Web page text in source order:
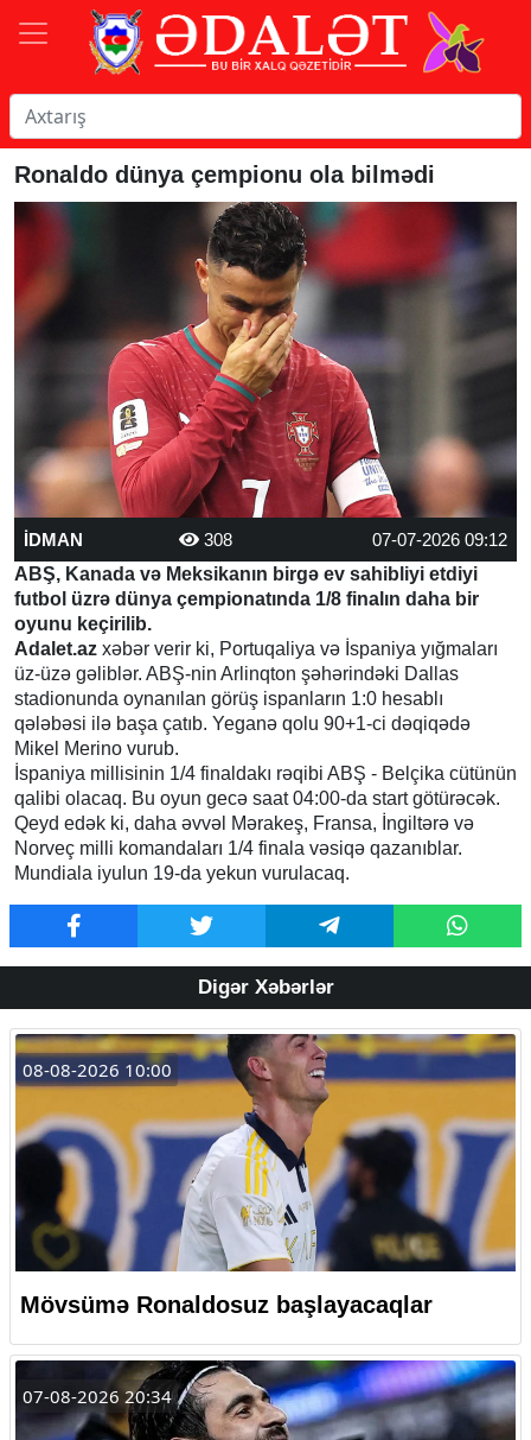
Ronaldo dünya çempionu ola bilmədi
İDMAN 308
07-07-2026 09:12
ABŞ, Kanada və Meksikanın birgə ev sahibliyi etdiyi
futbol üzrə dünya çempionatında 1/8 finalın daha bir
oyunu keçirilib.
Adalet.az xəbər verir ki, Portuqaliya və İspaniya yığmaları
üz-üzə gəliblər. ABŞ-nin Arlinqton şəhərindəki Dallas
stadionunda oynanılan görüş ispanların 1:0 hesablı
qələbəsi ilə başa çatıb. Yeganə qolu 90+1-ci dəqiqədə
Mikel Merino vurub.
İspaniya millisinin 1/4 finaldakı rəqibi ABŞ - Belçika cütünün
qalibi olacaq. Bu oyun gecə saat 04:00-da start götürəcək.
Qeyd edək ki, daha əvvəl Mərakeş, Fransa, İngiltərə və
Norveç milli komandaları 1/4 finala vəsiqə qazanıblar.
Mundiala iyulun 19-da yekun vurulacaq.
Digər Xəbərlər
08-08-2026 10:00
Mövsümə Ronaldosuz başlayacaqlar
07-08-2026 20:34